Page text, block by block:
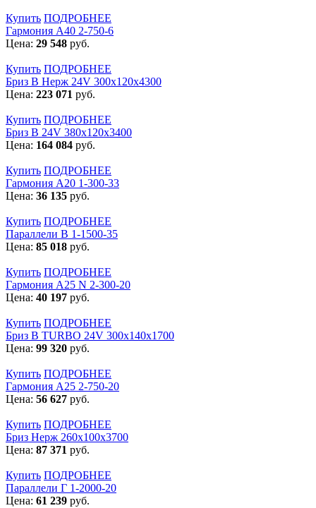
Купить ПОДРОБНЕЕ
Гармония А40 2-750-6
Цена: 29 548 руб.
Купить ПОДРОБНЕЕ
Бриз В Нерж 24V 300x120x4300
Цена: 223 071 руб.
Купить ПОДРОБНЕЕ
Бриз В 24V 380x120x3400
Цена: 164 084 руб.
Купить ПОДРОБНЕЕ
Гармония А20 1-300-33
Цена: 36 135 руб.
Купить ПОДРОБНЕЕ
Параллели В 1-1500-35
Цена: 85 018 руб.
Купить ПОДРОБНЕЕ
Гармония А25 N 2-300-20
Цена: 40 197 руб.
Купить ПОДРОБНЕЕ
Бриз В TURBO 24V 300х140х1700
Цена: 99 320 руб.
Купить ПОДРОБНЕЕ
Гармония А25 2-750-20
Цена: 56 627 руб.
Купить ПОДРОБНЕЕ
Бриз Нерж 260х100х3700
Цена: 87 371 руб.
Купить ПОДРОБНЕЕ
Параллели Г 1-2000-20
Цена: 61 239 руб.